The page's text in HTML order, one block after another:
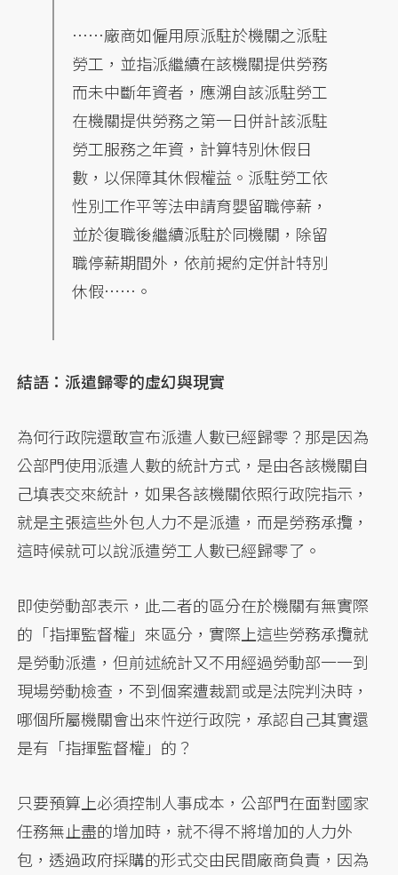
……廠商如僱用原派駐於機關之派駐
勞工，並指派繼續在該機關提供勞務
而未中斷年資者，應溯自該派駐勞工
在機關提供勞務之第一日併計該派駐
勞工服務之年資，計算特別休假日
數，以保障其休假權益。派駐勞工依
性別工作平等法申請育嬰留職停薪，
並於復職後繼續派駐於同機關，除留
職停薪期間外，依前揭約定併計特別
休假……。
結語：派遣歸零的虛幻與現實
為何行政院還敢宣布派遣人數已經歸零？那是因為
公部門使用派遣人數的統計方式，是由各該機關自
己填表交來統計，如果各該機關依照行政院指示，
就是主張這些外包人力不是派遣，而是勞務承攬，
這時候就可以說派遣勞工人數已經歸零了。
即使勞動部表示，此二者的區分在於機關有無實際
的「指揮監督權」來區分，實際上這些勞務承攬就
是勞動派遣，但前述統計又不用經過勞動部一一到
現場勞動檢查，不到個案遭裁罰或是法院判決時，
哪個所屬機關會出來忤逆行政院，承認自己其實還
是有「指揮監督權」的？
只要預算上必須控制人事成本，公部門在面對國家
任務無止盡的增加時，就不得不將增加的人力外
包，透過政府採購的形式交由民間廠商負責，因為